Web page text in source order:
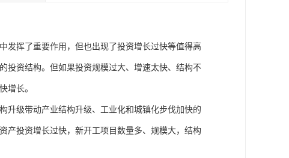
发挥了重要作用，但也出现了投资增长过快等值得高
投资结构。但如果投资规模过大、增速太快、结构不
增长。
升级带动产业结构升级、工业化和城镇化步伐加快的
产投资增长过快，新开工项目数量多、规模大，结构